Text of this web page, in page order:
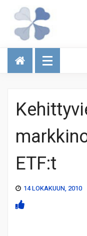
Talous
ETF:t
14 LOKAKUUN, 2010